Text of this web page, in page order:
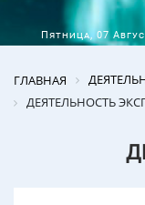
Пятница, 07
ГЛАВНАЯ
ДЕЯТЕЛЬНОСТЬ